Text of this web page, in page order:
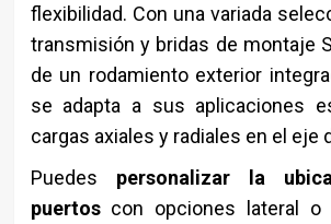
flexibilidad. Con una variada
transmisión y bridas de montaje
de un rodamiento exterior
se adapta a sus aplicaciones
cargas axiales y radiales en el eje
Puedes personalizar la
puertos con opciones lateral o